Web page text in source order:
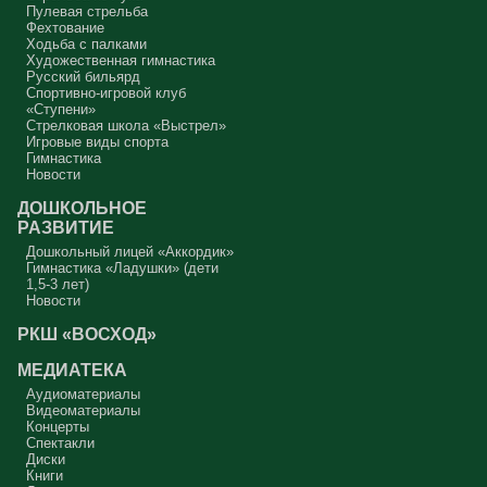
Пулевая стрельба
Фехтование
Ходьба с палками
Художественная гимнастика
Русский бильярд
Спортивно-игровой клуб
«Ступени»
Стрелковая школа «Выстрел»
Игровые виды спорта
Гимнастика
Новости
ДОШКОЛЬНОЕ
РАЗВИТИЕ
Дошкольный лицей «Аккордик»
Гимнастика «Ладушки» (дети
1,5-3 лет)
Новости
РКШ «ВОСХОД»
МЕДИАТЕКА
Аудиоматериалы
Видеоматериалы
Концерты
Спектакли
Диски
Книги